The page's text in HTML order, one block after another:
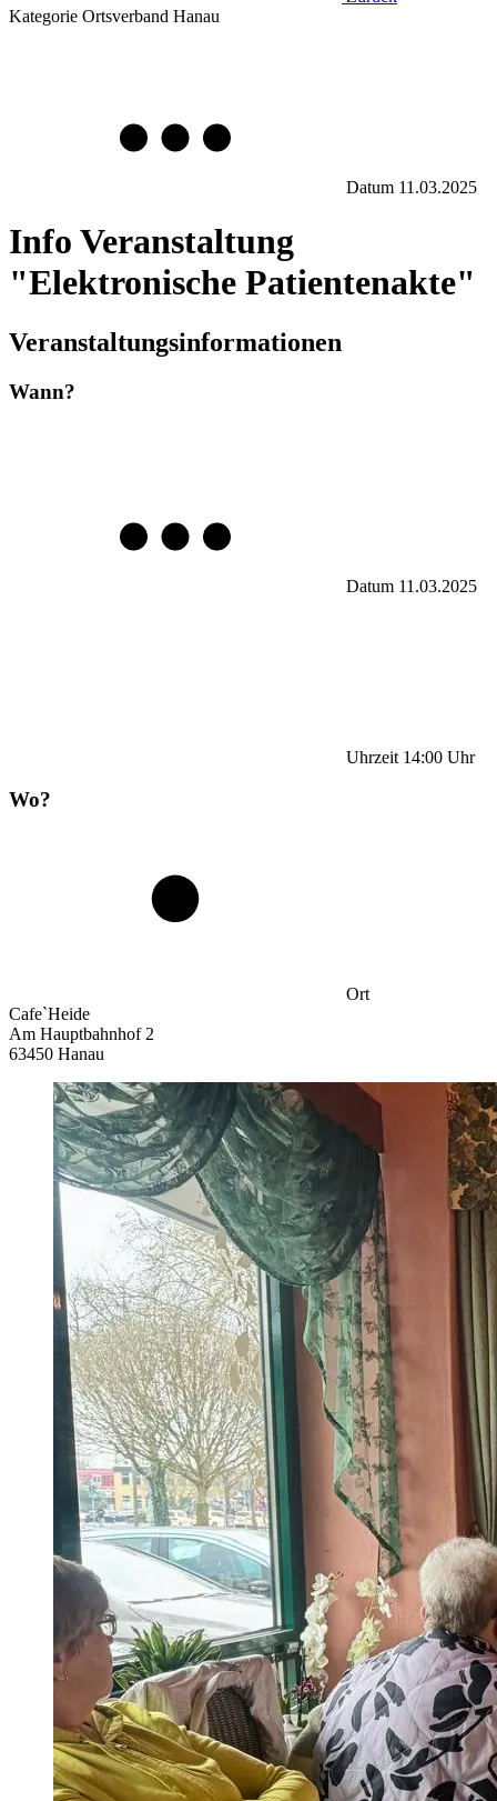
Kategorie Ortsverband Hanau
Datum 11.03.2025
Info Veranstaltung
"Elektronische Patientenakte"
Veranstaltungsinformationen
Wann?
Datum 11.03.2025
Uhrzeit 14:00 Uhr
Wo?
Ort
Cafe`Heide
Am Hauptbahnhof 2
63450 Hanau